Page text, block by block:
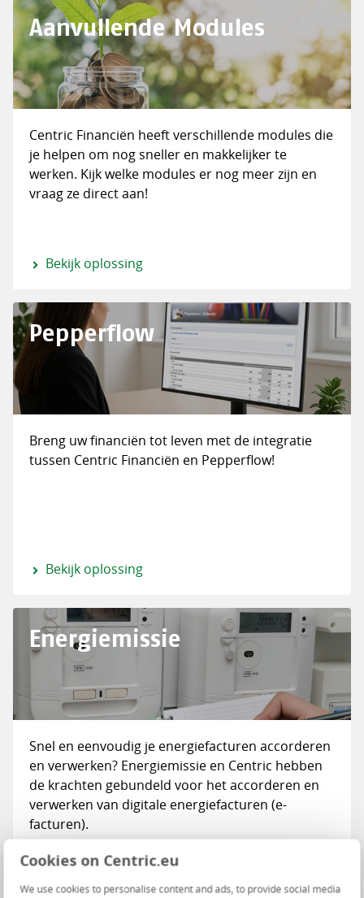
Cookies on Centric.eu
We use cookies to personalise content and ads, to provide social media
Aanvullende Modules
Centric Financiën heeft verschillende modules die
je helpen om nog sneller en makkelijker te
werken. Kijk welke modules er nog meer zijn en
vraag ze direct aan!
Bekijk oplossing
Pepperflow
Breng uw financiën tot leven met de integratie
tussen Centric Financiën en Pepperflow!
Bekijk oplossing
Energiemissie
Snel en eenvoudig je energiefacturen accorderen
en verwerken? Energiemissie en Centric hebben
de krachten gebundeld voor het accorderen en
verwerken van digitale energiefacturen (e-
facturen).